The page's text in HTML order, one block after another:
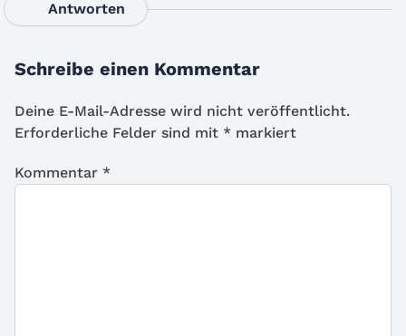
Antworten
Schreibe einen Kommentar
Deine E-Mail-Adresse wird nicht veröffentlicht.
Erforderliche Felder sind mit * markiert
Kommentar *